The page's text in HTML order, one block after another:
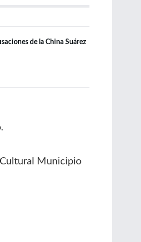
de la China Suárez
Municipio